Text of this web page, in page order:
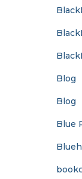
Blog
Blog
Blue